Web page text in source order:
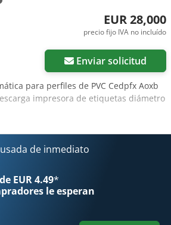
EUR 28,000
precio fijo IVA no incluído
Enviar solicitud
para perfiles de PVC Cedpfx Aoxb
impresora de etiquetas diámetro
de inmediato
EUR 4.49*
le esperan